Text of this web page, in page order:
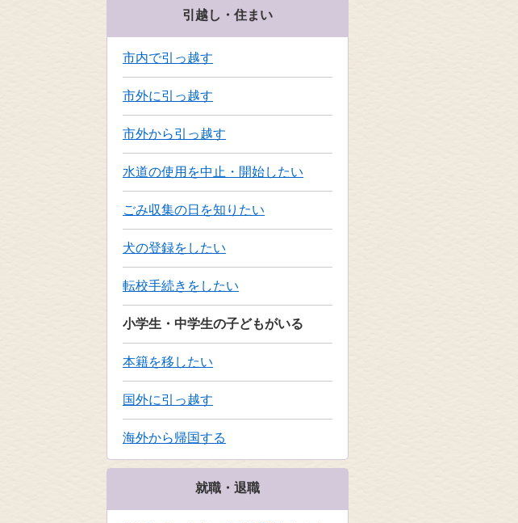
引越し・住まい
市内で引っ越す
市外に引っ越す
市外から引っ越す
水道の使用を中止・開始したい
ごみ収集の日を知りたい
犬の登録をしたい
転校手続きをしたい
小学生・中学生の子どもがいる
本籍を移したい
国外に引っ越す
海外から帰国する
就職・退職